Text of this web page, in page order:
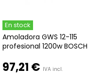
En stock
Amoladora GWS 12-115
profesional 1200w BOSCH
97,21 € IVA incl.